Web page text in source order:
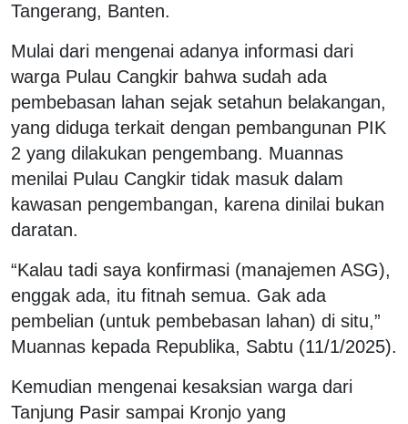
Tangerang, Banten.
Mulai dari mengenai adanya informasi dari
warga Pulau Cangkir bahwa sudah ada
pembebasan lahan sejak setahun belakangan,
yang diduga terkait dengan pembangunan PIK
2 yang dilakukan pengembang. Muannas
menilai Pulau Cangkir tidak masuk dalam
kawasan pengembangan, karena dinilai bukan
daratan.
“Kalau tadi saya konfirmasi (manajemen ASG),
enggak ada, itu fitnah semua. Gak ada
pembelian (untuk pembebasan lahan) di situ,”
Muannas kepada Republika, Sabtu (11/1/2025).
Kemudian mengenai kesaksian warga dari
Tanjung Pasir sampai Kronjo yang